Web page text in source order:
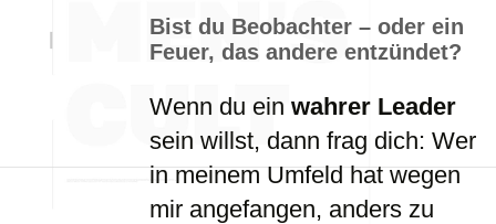
Bist du Beobachter – oder ein
Feuer, das andere entzündet?
Wenn du ein wahrer Leader
sein willst, dann frag dich: Wer
in meinem Umfeld hat wegen
mir angefangen, anders zu